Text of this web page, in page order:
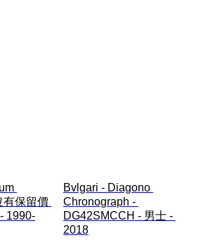
有保留價
1990-
Bvlgari - Diagono
Chronograph -
DG42SMCCH - 男士 -
2018